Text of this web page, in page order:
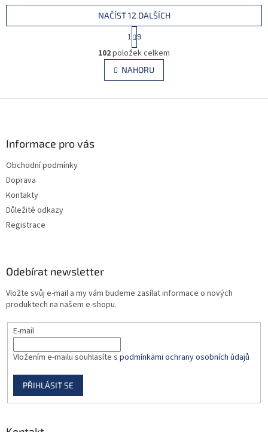
O
v
l
á
NAČÍST 12 DALŠÍCH
t
r
á
n
k
v
1 9
102položek celkem
NAHORU
Informace pro vás
Obchodní podmínky
Doprava
Kontakty
Důležité odkazy
Registrace
Odebírat newsletter
Vložte svůj e-mail a my vám budeme zasílat informace o nových
produktech na našem e-shopu.
E-mail
Vložením e-mailu souhlasíte s podmínkami ochrany osobních údajů
PŘIHLÁSIT SE